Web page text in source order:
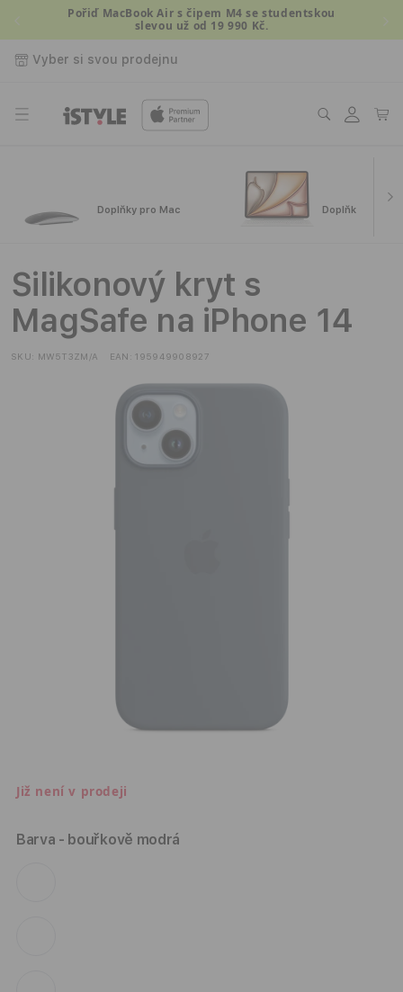
Přejít kPořiď MacBook Air s čipem M4 se studentskou
slevou už od 19 990 Kč.
Vyber si svou prodejnu
Přihlásit
se
Košík
Doplňky pro Mac Doplňky pro
Silikonový kryt s
MagSafe na iPhone 14
SKU: MW5T3ZM/A EAN: 195949908927
Již není v prodeji
Barva - bouřkově modrá